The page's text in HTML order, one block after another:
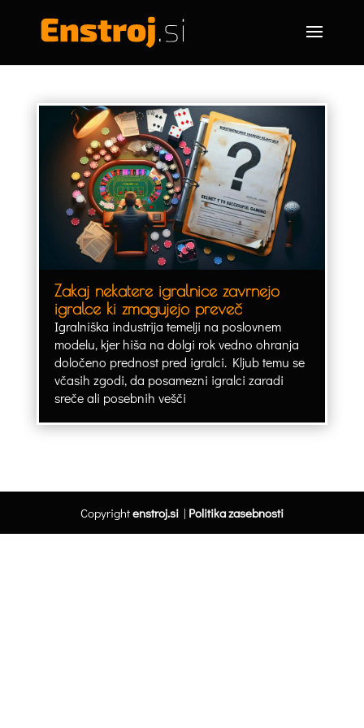
Zakaj nekatere igralnice zavrnejo
igralce ki zmagujejo preveč
Igralniška industrija temelji na poslovnem
modelu, kjer hiša na dolgi rok vedno ohranja
določeno prednost pred igralci. Kljub temu se
včasih zgodi, da posamezni igralci zaradi
sreče ali posebnih vešči
Copyrightenstroj.si| Politika zasebnosti